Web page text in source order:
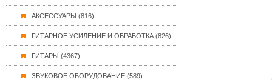
АКСЕССУАРЫ (816)
ГИТАРНОЕ УСИЛЕНИЕ И ОБРАБОТКА (826)
ГИТАРЫ (4367)
ЗВУКОВОЕ ОБОРУДОВАНИЕ (589)